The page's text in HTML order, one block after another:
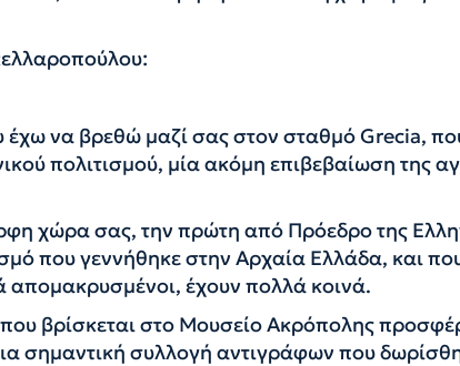
έχω να βρεθώ μαζί σας στον σταθμό Grecia,
πολιτισμού, μία ακόμη επιβεβαίωση της
χώρα σας, την πρώτη από Πρόεδρο της
που γεννήθηκε στην Αρχαία Ελλάδα, και
απομακρυσμένοι, έχουν πολλά κοινά.
βρίσκεται στο Μουσείο Ακρόπολης
σημαντική συλλογή αντιγράφων που